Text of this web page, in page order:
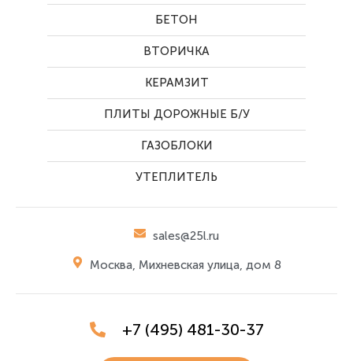
БЕТОН
ВТОРИЧКА
КЕРАМЗИТ
ПЛИТЫ ДОРОЖНЫЕ Б/У
ГАЗОБЛОКИ
УТЕПЛИТЕЛЬ
sales@25l.ru
Москва, Михневская улица, дом 8
+7 (495) 481-30-37